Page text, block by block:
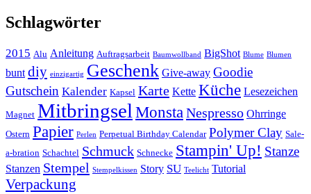
Schlagwörter
2015 Alu Anleitung Auftragsarbeit Baumwollband BigShot Blume Blumen
bunt diy einzigartig Geschenk Give-away Goodie
Gutschein Kalender Kapsel Karte Kette Küche Lesezeichen
Magnet Mitbringsel MonstaNespresso Ohrringe
Ostern Papier Perlen Perpetual Birthday Calendar Polymer Clay Sale-
a-bration Schachtel Schmuck Schnecke Stampin' Up! Stanze
Stanzen Stempel Stempelkissen Story SU Teelicht Tutorial
Verpackung